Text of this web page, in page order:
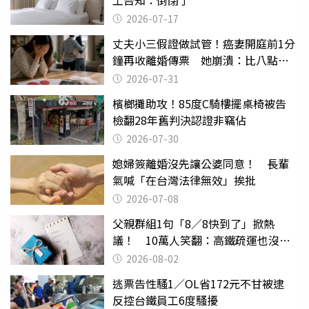
2026-07-17
丈夫小三假證做試管！癌妻開庭前1分
鐘再收離婚傳票 她崩潰：比八點檔
還扯2026-07-31
檳榔攤助攻！85度C騎樓擺桌椅被告
檢翻28年舊判決認證非竊佔
2026-07-30
媳婦簽離婚沒先讓公婆同意！ 長輩
氣喊「在台灣法律無效」挨批
2026-07-08
父親群組1句「8／8快到了」掀熱
議！ 10萬人笑翻：高鐵疏運也沒列
父親節
2026-08-02
逃票告性騷1／OL省172元不甘被逮
反控台鐵員工6度騷擾